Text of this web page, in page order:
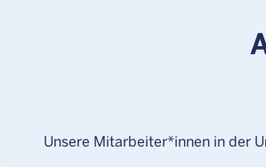
Unsere Mitarbeiter*innen in der